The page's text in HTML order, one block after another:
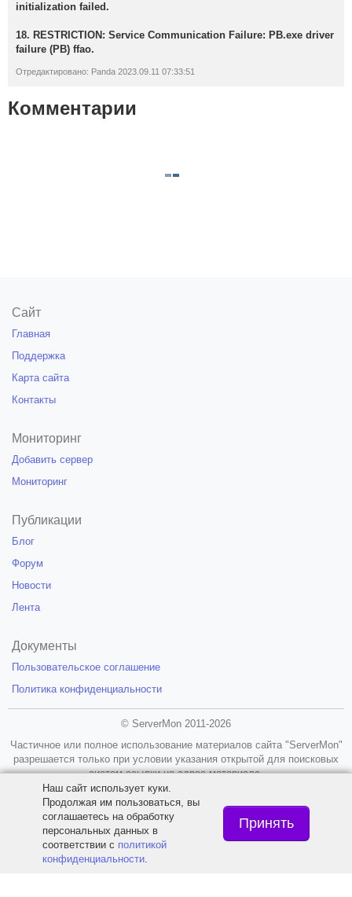
initialization failed.
18. RESTRICTION: Service Communication Failure: PB.exe driver
failure (PB) ffao.
Отредактировано: Panda 2023.09.11 07:33:51
Комментарии
Сайт
Главная
Поддержка
Карта сайта
Контакты
Мониторинг
Добавить сервер
Мониторинг
Публикации
Блог
Форум
Новости
Лента
Документы
Пользовательское соглашение
Политика конфиденциальности
© ServerMon 2011-2026
Частичное или полное использование материалов сайта "ServerMon"
разрешается только при условии указания открытой для поисковых
систем ссылки на адрес материала.
18+
Наш сайт использует куки.
Продолжая им пользоваться, вы
соглашаетесь на обработку
персональных данных в
соответствии с политикой
конфиденциальности
Принять